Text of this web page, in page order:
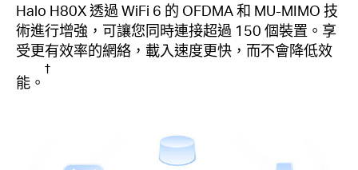
Halo H80X 透過 WiFi 6 的 OFDMA 和 MU-MIMO 技
術進行增強，可讓您同時連接超過 150 個裝置。享
受更有效率的網絡，載入速度更快，而不會降低效
能。
†